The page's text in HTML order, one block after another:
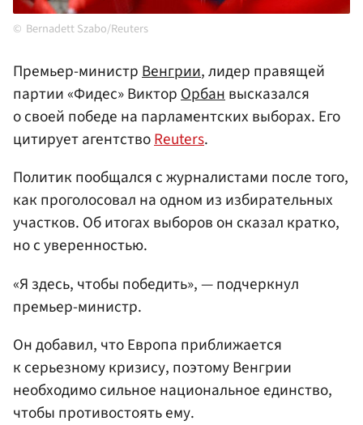
Bernadett Szabo/Reuters
Премьер-министрВенгрии, лидер правящей
партии «Фидес» ВикторОрбанвысказался
о своей победе на парламентских выборах. Его
цитирует агентствоReuters.
Политик пообщался с журналистами после того,
как проголосовал на одном из избирательных
участков. Об итогах выборов он сказал кратко,
но с уверенностью.
«Я здесь, чтобы победить», — подчеркнул
премьер-министр.
Он добавил, что Европа приближается
к серьезному кризису, поэтому Венгрии
необходимо сильное национальное единство,
чтобы противостоять ему.